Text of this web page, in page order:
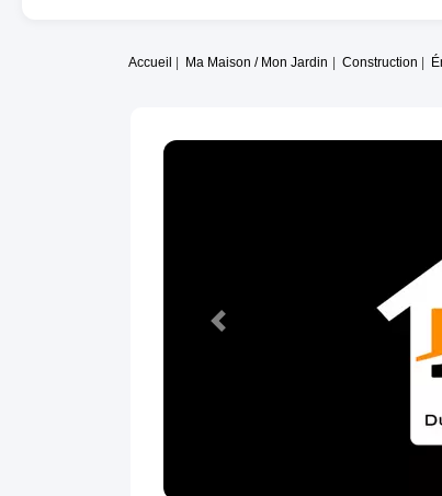
Accueil Ma Maison / Mon Jardin Construction
Previous